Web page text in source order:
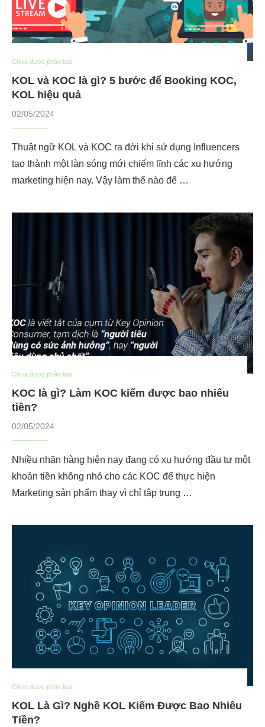
Chưa được phân loại
KOL và KOC là gì? 5 bước để Booking KOC,
KOL hiệu quả
02/05/2024
Thuật ngữ KOL và KOC ra đời khi sử dụng Influencers
tạo thành một làn sóng mới chiếm lĩnh các xu hướng
marketing hiện nay. Vậy làm thế nào để …
Chưa được phân loại
KOC là gì? Làm KOC kiếm được bao nhiêu
tiền?
02/05/2024
Nhiều nhãn hàng hiện nay đang có xu hướng đầu tư một
khoản tiền không nhỏ cho các KOC để thực hiện
Marketing sản phẩm thay vì chỉ tập trung …
Chưa được phân loại
KOL Là Gì? Nghề KOL Kiếm Được Bao Nhiêu
Tiền?